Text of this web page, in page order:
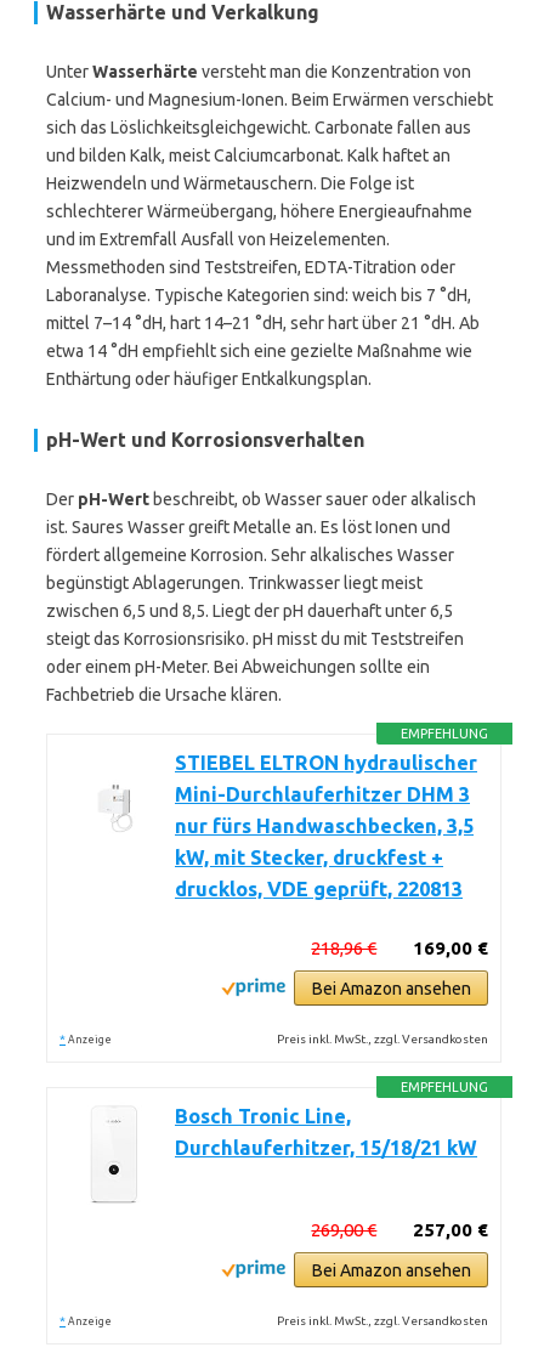
Wasserhärte und Verkalkung
UnterWasserhärte versteht man die Konzentration von
Calcium- und Magnesium-Ionen. Beim Erwärmen verschiebt
sich das Löslichkeitsgleichgewicht. Carbonate fallen aus
und bilden Kalk, meist Calciumcarbonat. Kalk haftet an
Heizwendeln und Wärmetauschern. Die Folge ist
schlechterer Wärmeübergang, höhere Energieaufnahme
und im Extremfall Ausfall von Heizelementen.
Messmethoden sind Teststreifen, EDTA-Titration oder
Laboranalyse. Typische Kategorien sind: weich bis 7 °dH,
mittel 7–14 °dH, hart 14–21 °dH, sehr hart über 21 °dH. Ab
etwa 14 °dH empfiehlt sich eine gezielte Maßnahme wie
Enthärtung oder häufiger Entkalkungsplan.
pH-Wert und Korrosionsverhalten
Der pH-Wert beschreibt, ob Wasser sauer oder alkalisch
ist. Saures Wasser greift Metalle an. Es löst Ionen und
fördert allgemeine Korrosion. Sehr alkalisches Wasser
begünstigt Ablagerungen. Trinkwasser liegt meist
zwischen 6,5 und 8,5. Liegt der pH dauerhaft unter 6,5
steigt das Korrosionsrisiko. pH misst du mit Teststreifen
oder einem pH-Meter. Bei Abweichungen sollte ein
Fachbetrieb die Ursache klären.
EMPFEHLUNG
STIEBEL ELTRON hydraulischer
Mini-Durchlauferhitzer DHM 3
nur fürs Handwaschbecken, 3,5
kW, mit Stecker, druckfest +
drucklos, VDE geprüft, 220813
169,00 €
218,96 €
Bei Amazon ansehen
* Anzeige Preis inkl. MwSt., zzgl. Versandkosten
EMPFEHLUNG
Bosch Tronic Line,
Durchlauferhitzer, 15/18/21 kW
257,00 €
269,00 €
Bei Amazon ansehen
* Anzeige Preis inkl. MwSt., zzgl. Versandkosten